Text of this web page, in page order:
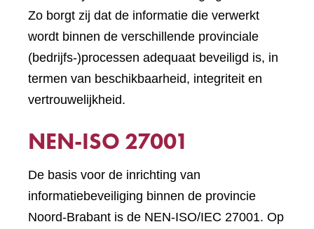
Zo borgt zij dat de informatie die verwerkt
wordt binnen de verschillende provinciale
(bedrijfs-)processen adequaat beveiligd is, in
termen van beschikbaarheid, integriteit en
vertrouwelijkheid.
NEN-ISO 27001
De basis voor de inrichting van
informatiebeveiliging binnen de provincie
Noord-Brabant is de NEN-ISO/IEC 27001. Op